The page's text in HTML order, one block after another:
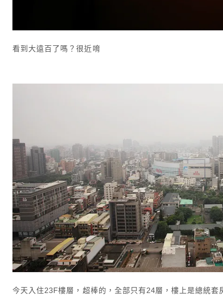
看到大遠百了嗎？很近唷
今天入住23F樓層，超棒的，全部只有24層，樓上是總統